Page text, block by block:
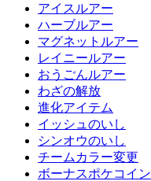
アイスルアー
ハーブルアー
マグネットルアー
レイニールアー
おうごんルアー
わざの解放
進化アイテム
イッシュのいし
シンオウのいし
チームカラー変更
ボーナスポケコイン